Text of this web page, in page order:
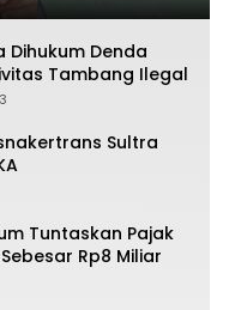
Dihukum Denda
Tambang Ilegal
Sultra
Tuntaskan Pajak
Rp8 Miliar